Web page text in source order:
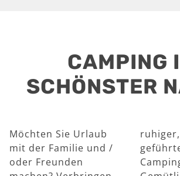
CAMPING
SCHÖNSTER
Möchten Sie Urlaub
mit der Familie und /
oder Freunden
ruhiger, kommunal
geführter
Campingplatz.